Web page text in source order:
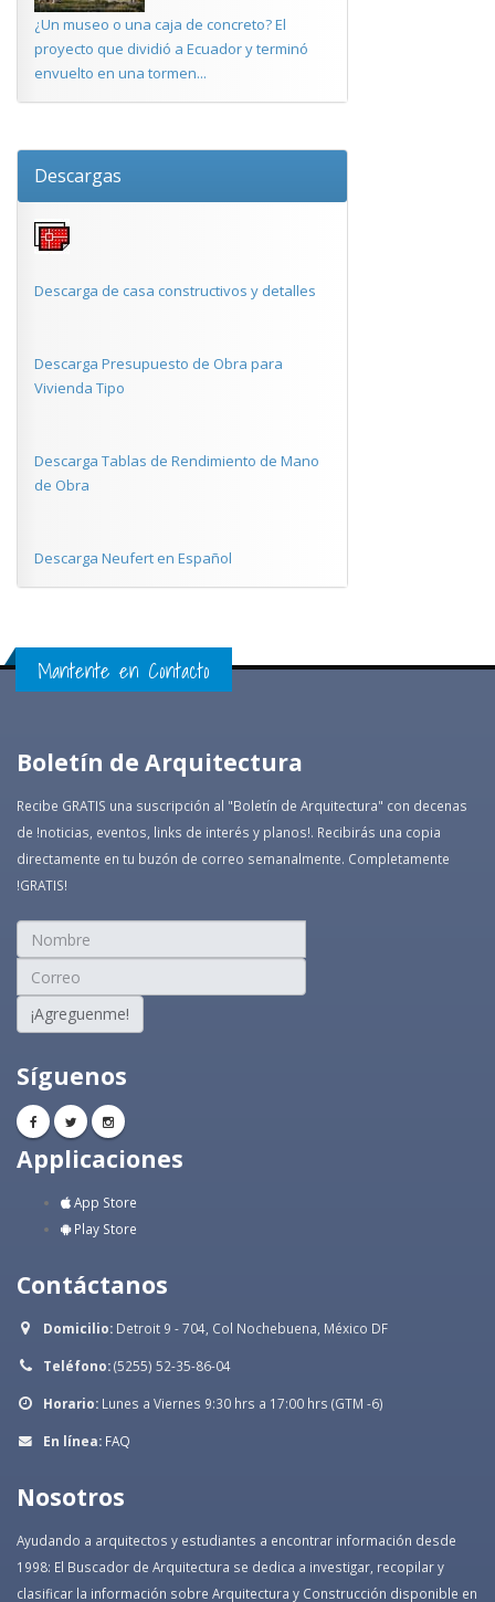
¿Un museo o una caja de concreto? El
proyecto que dividió a Ecuador y terminó
envuelto en una tormen...
Descargas
Descarga de casa constructivos y detalles
Descarga Presupuesto de Obra para
Vivienda Tipo
Descarga Tablas de Rendimiento de Mano
de Obra
Descarga Neufert en Español
Mantente en Contacto
Boletín de Arquitectura
Recibe GRATIS una suscripción al "Boletín de Arquitectura" con decenas
de !noticias, eventos, links de interés y planos!. Recibirás una copia
directamente en tu buzón de correo semanalmente. Completamente
!GRATIS!
¡Agreguenme!
Síguenos
Applicaciones
App Store
Play Store
Contáctanos
Domicilio: Detroit 9 - 704, Col Nochebuena, México DF
Teléfono:(5255) 52-35-86-04
Horario: Lunes a Viernes 9:30 hrs a 17:00 hrs (GTM -6)
En línea: FAQ
Nosotros
Ayudando a arquitectos y estudiantes a encontrar información desde
1998: El Buscador de Arquitectura se dedica a investigar, recopilar y
clasificar la información sobre Arquitectura y Construcción disponible en